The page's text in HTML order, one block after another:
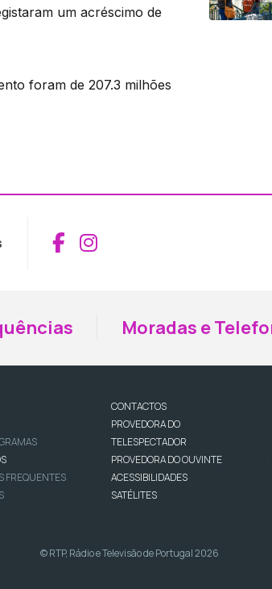
um acréscimo de
foram de 207.3 milhões
Aceder ao Facebook
Aceder ao
Moradas e
FREQUENTES
CONTACTOS
PROVEDORA DO
TELESPECTADOR
PROVEDORA DO OUVINTE
ACESSIBILIDADES
SATÉLITES
© RTP, Rádio e Televisão de Portugal 2026